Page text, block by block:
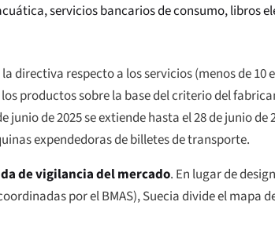
servicios bancarios de consumo, libros
directiva respecto a los servicios (menos de
productos sobre la base del criterio del
de 2025 se extiende hasta el 28 de junio
expendedoras de billetes de transporte.
de vigilancia del mercado. En lugar de
por el BMAS), Suecia divide el mapa